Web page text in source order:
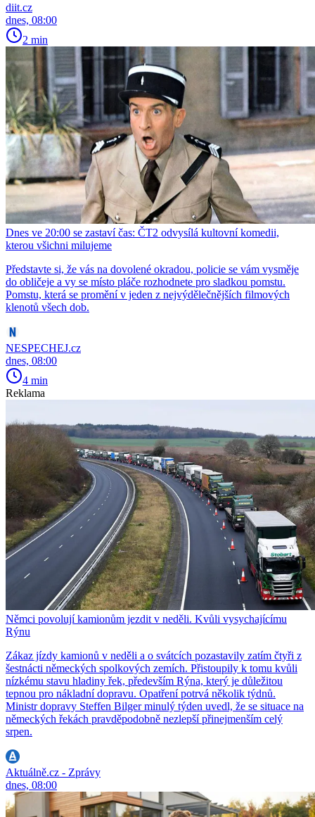
diit.cz
dnes, 08:00
2 min
Dnes ve 20:00 se zastaví čas: ČT2 odvysílá kultovní komedii,
kterou všichni milujeme
Představte si, že vás na dovolené okradou, policie se vám vysměje
do obličeje a vy se místo pláče rozhodnete pro sladkou pomstu.
Pomstu, která se promění v jeden z nejvýdělečnějších filmových
klenotů všech dob.
NESPECHEJ.cz
dnes, 08:00
4 min
Reklama
Němci povolují kamionům jezdit v neděli. Kvůli vysychajícímu
Rýnu
Zákaz jízdy kamionů v neděli a o svátcích pozastavily zatím čtyři z
šestnácti německých spolkových zemích. Přistoupily k tomu kvůli
nízkému stavu hladiny řek, především Rýna, který je důležitou
tepnou pro nákladní dopravu. Opatření potrvá několik týdnů.
Ministr dopravy Steffen Bilger minulý týden uvedl, že se situace na
německých řekách pravděpodobně nezlepší přinejmenším celý
srpen.
Aktuálně.cz - Zprávy
dnes, 08:00